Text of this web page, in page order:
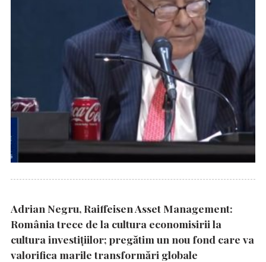
Adrian Negru, Raiffeisen Asset Management:
România trece de la cultura economisirii la
cultura investițiilor; pregătim un nou fond care va
valorifica marile transformări globale